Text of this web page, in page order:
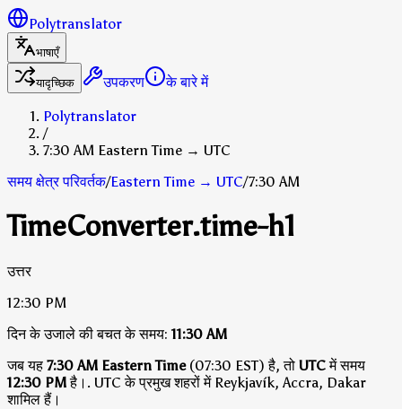
Polytranslator
भाषाएँ
यादृच्छिक
उपकरण
के बारे में
Polytranslator
/
7:30 AM Eastern Time → UTC
समय क्षेत्र परिवर्तक/Eastern Time → UTC/7:30 AM
TimeConverter.time-h1
उत्तर
12:30 PM
दिन के उजाले की बचत के समय: 11:30 AM
जब यह 7:30 AM Eastern Time(07:30 EST) है, तो UTCमें समय
12:30 PMहै। . UTC के प्रमुख शहरों में Reykjavík, Accra, Dakar
शामिल हैं।